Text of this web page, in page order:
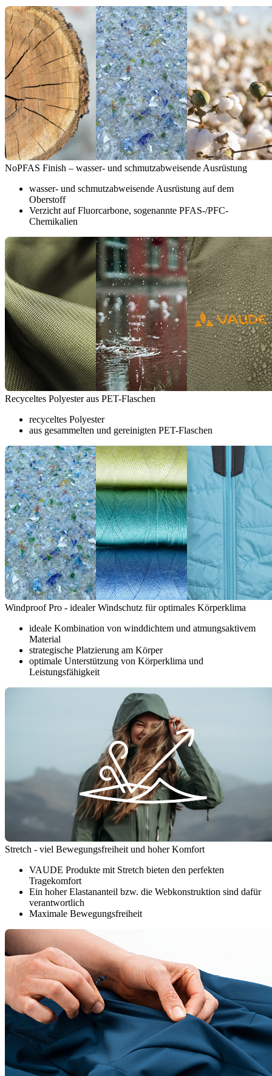
NoPFAS Finish – wasser- und schmutzabweisende Ausrüstung
wasser- und schmutzabweisende Ausrüstung auf dem
Oberstoff
Verzicht auf Fluorcarbone, sogenannte PFAS-/PFC-
Chemikalien
Recyceltes Polyester aus PET-Flaschen
recyceltes Polyester
aus gesammelten und gereinigten PET-Flaschen
Windproof Pro - idealer Windschutz für optimales Körperklima
ideale Kombination von winddichtem und atmungsaktivem
Material
strategische Platzierung am Körper
optimale Unterstützung von Körperklima und
Leistungsfähigkeit
Stretch - viel Bewegungsfreiheit und hoher Komfort
VAUDE Produkte mit Stretch bieten den perfekten
Tragekomfort
Ein hoher Elastananteil bzw. die Webkonstruktion sind dafür
verantwortlich
Maximale Bewegungsfreiheit